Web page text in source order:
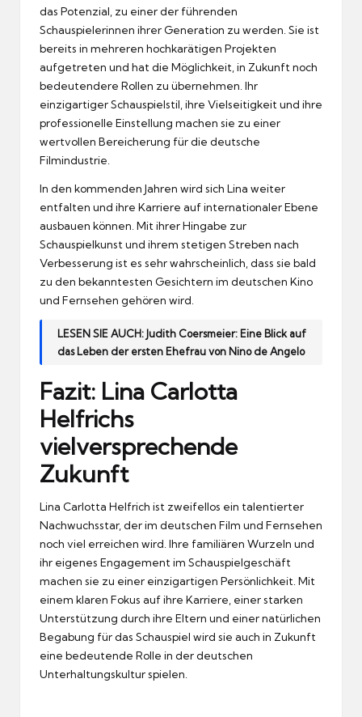
das Potenzial, zu einer der führenden
Schauspielerinnen ihrer Generation zu werden. Sie ist
bereits in mehreren hochkarätigen Projekten
aufgetreten und hat die Möglichkeit, in Zukunft noch
bedeutendere Rollen zu übernehmen. Ihr
einzigartiger Schauspielstil, ihre Vielseitigkeit und ihre
professionelle Einstellung machen sie zu einer
wertvollen Bereicherung für die deutsche
Filmindustrie.
In den kommenden Jahren wird sich Lina weiter
entfalten und ihre Karriere auf internationaler Ebene
ausbauen können. Mit ihrer Hingabe zur
Schauspielkunst und ihrem stetigen Streben nach
Verbesserung ist es sehr wahrscheinlich, dass sie bald
zu den bekanntesten Gesichtern im deutschen Kino
und Fernsehen gehören wird.
LESEN SIE AUCH: Judith Coersmeier: Eine Blick auf
das Leben der ersten Ehefrau von Nino de Angelo
Fazit: Lina Carlotta
Helfrichs
vielversprechende
Zukunft
Lina Carlotta Helfrich ist zweifellos ein talentierter
Nachwuchsstar, der im deutschen Film und Fernsehen
noch viel erreichen wird. Ihre familiären Wurzeln und
ihr eigenes Engagement im Schauspielgeschäft
machen sie zu einer einzigartigen Persönlichkeit. Mit
einem klaren Fokus auf ihre Karriere, einer starken
Unterstützung durch ihre Eltern und einer natürlichen
Begabung für das Schauspiel wird sie auch in Zukunft
eine bedeutende Rolle in der deutschen
Unterhaltungskultur spielen.